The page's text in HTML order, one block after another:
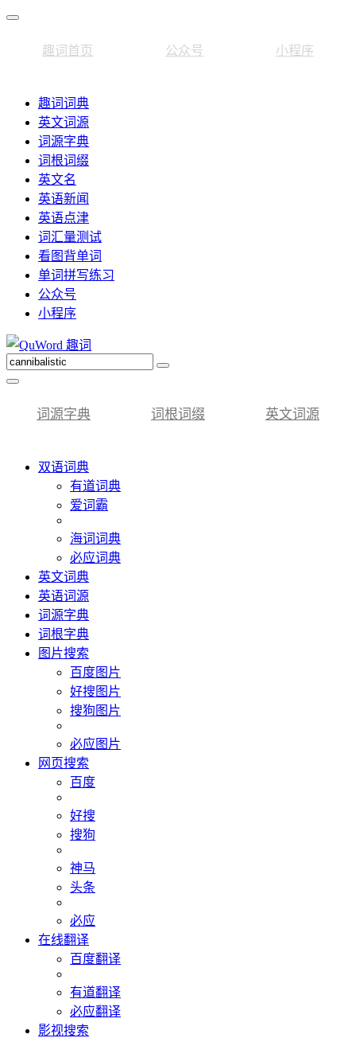
趣词首页 公众号 小程序
趣词词典
英文词源
词源字典
词根词缀
英文名
英语新闻
英语点津
词汇量测试
看图背单词
单词拼写练习
公众号
小程序
词源字典 词根词缀 英文词源
双语词典
有道词典
爱词霸
海词词典
必应词典
英文词典
英语词源
词源字典
词根字典
图片搜索
百度图片
好搜图片
搜狗图片
必应图片
网页搜索
百度
好搜
搜狗
神马
头条
必应
在线翻译
百度翻译
有道翻译
必应翻译
影视搜索